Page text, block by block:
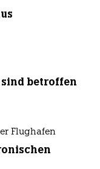
betroffen
Flughafen